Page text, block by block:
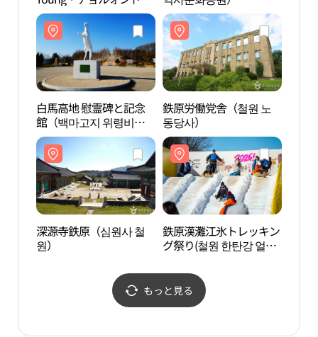
ソン（鉄原東松）店(올
리브영 철원동송점)
白馬高地 慰霊碑と記念
館（백마고지 위령비와
기념관）
鉄原労働党舎（철원 노
동당사）
深源寺鉄原（심원사 철
원）
鉄原漢灘江氷トレッキン
グ祭り(철원 한탄강 얼음
もっと見る